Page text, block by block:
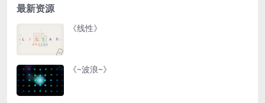
最新资源
《线性》
《~波浪~》